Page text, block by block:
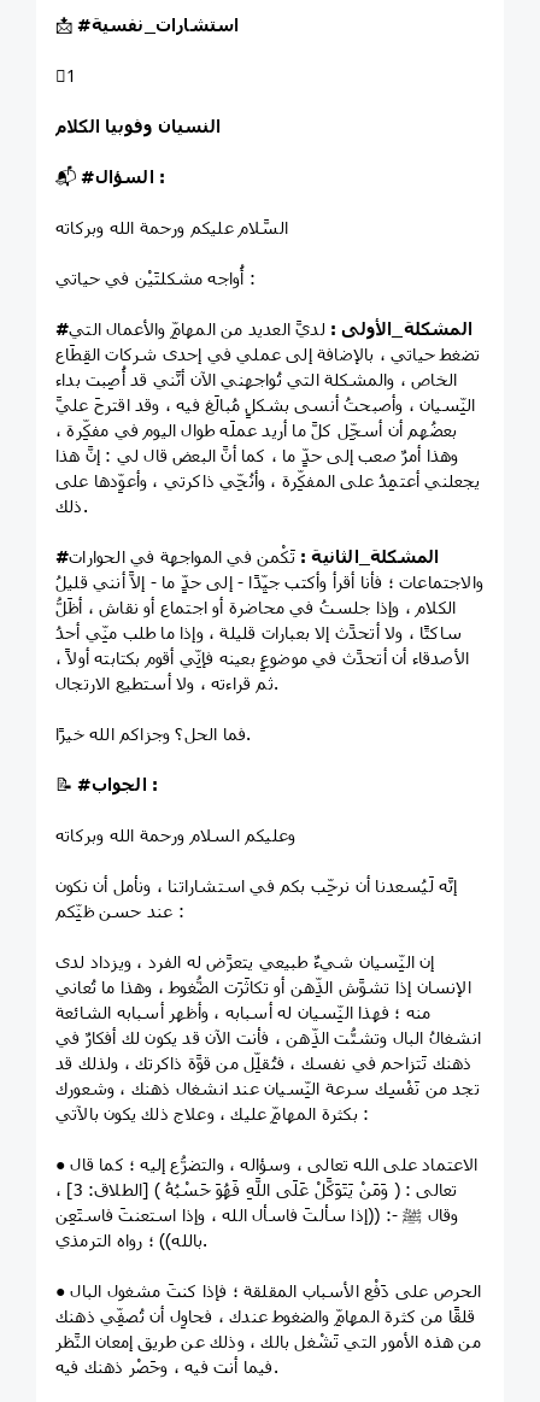
📩 #استشارات_نفسية
1⃣
النسيان وفوبيا الكلام
📬 #السؤال :
السَّلام عليكم ورحمة الله وبركاته
أُواجه مشكلتَيْن في حياتي :
#المشكلة_الأولى: لديَّ العديد من المهامِّ والأعمال التي
تضغط حياتي ، بالإضافة إلى عملي في إحدى شركات القِطَاع
الخاص ، والمشكلة التي تُواجهني الآن أنَّني قد أُصِبت بداء
النِّسيان ، وأصبحتُ أنسى بشكلٍ مُبالَغ فيه ، وقد اقترحَ عليَّ
بعضُهم أن أسجِّل كلَّ ما أريد عملَه طوال اليوم في مفكِّرة ،
وهذا أمرٌ صعب إلى حدٍّ ما ، كما أنَّ البعض قال لي : إنَّ هذا
يجعلني أعتمِدُ على المفكِّرة ، وأنُحِّي ذاكرتي ، وأعوِّدها على
ذلك.
#المشكلة_الثانية: تَكْمن في المواجهة في الحوارات
والاجتماعات ؛ فأنا أقرأ وأكتب جيِّدًا - إلى حدٍّ ما - إلاَّ أنني قليلُ
الكلام ، وإذا جلستُ في محاضرة أو اجتماع أو نقاش ، أظَلُّ
ساكتًا ، ولا أتحدَّث إلا بعبارات قليلة ، وإذا ما طلب منِّي أحدُ
الأصدقاء أن أتحدَّث في موضوعٍ بعينه فإنِّي أقوم بكتابته أولاً ،
ثم قراءته ، ولا أستطيع الارتجال.
فما الحل؟ وجزاكم الله خيرًا.
📝 #الجواب :
وعليكم السلام ورحمة الله وبركاته
إنَّه لَيُسعدنا أن نرحِّب بكم في استشاراتنا ، ونأمل أن نكون
عند حسن ظنِّكم :
إن النِّسيان شيءٌ طبيعي يتعرَّض له الفرد ، ويزداد لدى
الإنسان إذا تشوَّش الذِّهن أو تكاثَرَت الضُّغوط ، وهذا ما تُعاني
منه ؛ فهذا النِّسيان له أسبابه ، وأظهر أسبابه الشائعة
انشغالُ البال وتشتُّت الذِّهن ، فأنت الآن قد يكون لك أفكارٌ في
ذهنك تَتزاحم في نفسك ، فتُقلِّل من قوَّة ذاكرتك ، ولذلك قد
تجد من نَفْسِك سرعة النِّسيان عند انشغال ذهنك ، وشعورك
بكثرة المهامِّ عليك ، وعلاج ذلك يكون بالآتي :
● الاعتماد على الله تعالى ، وسؤاله ، والتضرُّع إليه ؛ كما قال
تعالى : ﴿ وَمَنْ يَتَوَكَّلْ عَلَى اللَّهِ فَهُوَ حَسْبُهُ ﴾ [الطلاق: 3] ،
وقال ﷺ -: ((إذا سألتَ فاسأل الله ، وإذا استعنتَ فاستَعِن
بالله)) ؛ رواه الترمذي.
● الحرص على دَفْع الأسباب المقلقة ؛ فإذا كنتَ مشغول البال
قلقًا من كثرة المهامِّ والضغوط عندك ، فحاوِل أن تُصفِّي ذهنك
من هذه الأمور التي تَشْغل بالك ، وذلك عن طريق إمعان النَّظر
فيما أنت فيه ، وحَصْر ذهنك فيه.